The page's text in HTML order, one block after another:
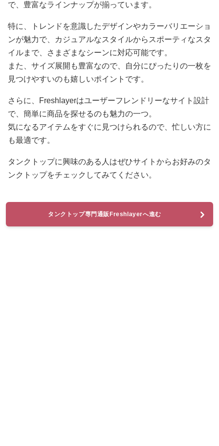
で、豊富なラインナップが揃っています。
特に、トレンドを意識したデザインやカラーバリエーショ
ンが魅力で、カジュアルなスタイルからスポーティなスタ
イルまで、さまざまなシーンに対応可能です。
また、サイズ展開も豊富なので、自分にぴったりの一枚を
見つけやすいのも嬉しいポイントです。
さらに、Freshlayerはユーザーフレンドリーなサイト設計
で、簡単に商品を探せるのも魅力の一つ。
気になるアイテムをすぐに見つけられるので、忙しい方に
も最適です。
タンクトップに興味のある人はぜひサイトからお好みのタ
ンクトップをチェックしてみてください。
タンクトップ専門通販Freshlayerへ進む